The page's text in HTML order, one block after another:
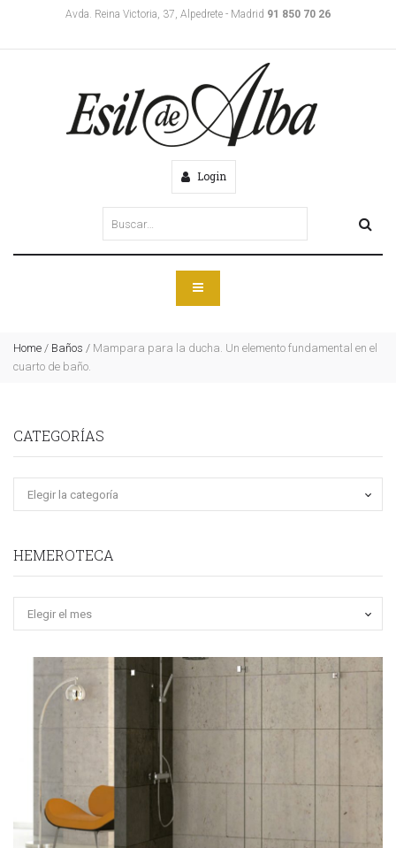
Avda. Reina Victoria, 37, Alpedrete - Madrid 91 850 70 26
Login
Home / Baños / Mampara para la ducha. Un elemento fundamental en el
cuarto de baño.
CATEGORÍAS
HEMEROTECA